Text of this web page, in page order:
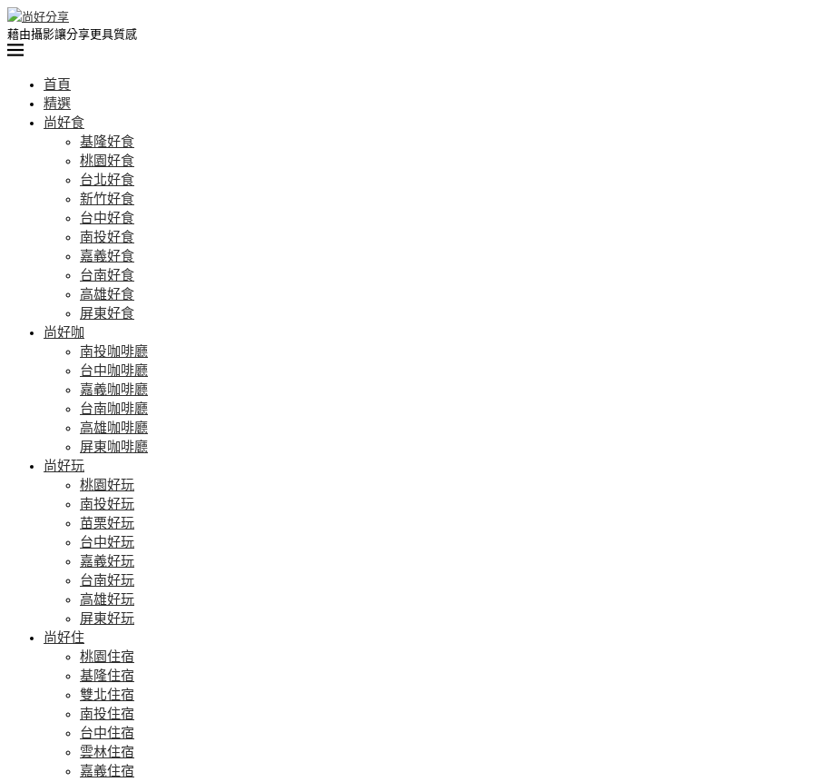
藉由攝影讓分享更具質感
首頁
精選
尚好食
基隆好食
桃園好食
台北好食
新竹好食
台中好食
南投好食
嘉義好食
台南好食
高雄好食
屏東好食
尚好咖
南投咖啡廳
台中咖啡廳
嘉義咖啡廳
台南咖啡廳
高雄咖啡廳
屏東咖啡廳
尚好玩
桃園好玩
南投好玩
苗栗好玩
台中好玩
嘉義好玩
台南好玩
高雄好玩
屏東好玩
尚好住
桃園住宿
基隆住宿
雙北住宿
南投住宿
台中住宿
雲林住宿
嘉義住宿